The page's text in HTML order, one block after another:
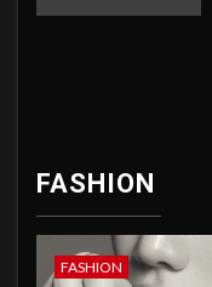
FASHION
FASHION